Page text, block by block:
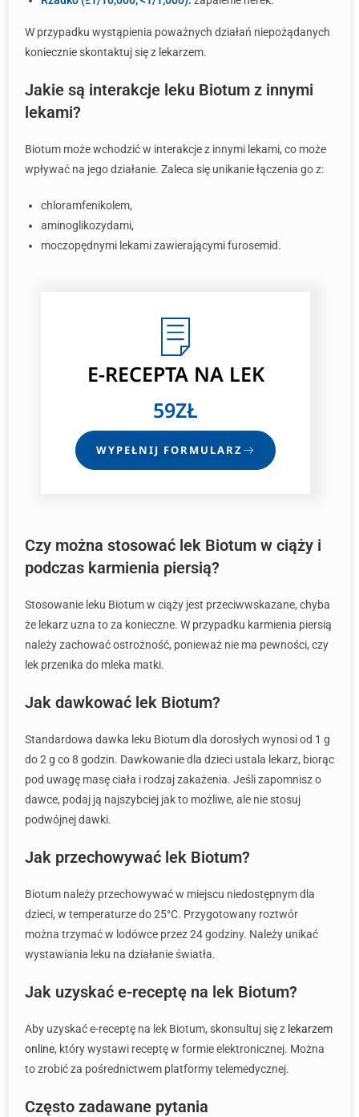
W przypadku wystąpienia poważnych działań niepożądanych
koniecznie skontaktuj się z lekarzem.
Jakie są interakcje leku Biotum z innymi
lekami?
Biotum może wchodzić w interakcje z innymi lekami, co może
wpływać na jego działanie. Zaleca się unikanie łączenia go z:
chloramfenikolem,
aminoglikozydami,
moczopędnymi lekami zawierającymi furosemid.
E-RECEPTA NA LEK
59ZŁ
WYPEŁNIJ FORMULARZ
Czy można stosować lek Biotum w ciąży i
podczas karmienia piersią?
Stosowanie leku Biotum w ciąży jest przeciwwskazane, chyba
że lekarz uzna to za konieczne. W przypadku karmienia piersią
należy zachować ostrożność, ponieważ nie ma pewności, czy
lek przenika do mleka matki.
Jak dawkować lek Biotum?
Standardowa dawka leku Biotum dla dorosłych wynosi od 1 g
do 2 g co 8 godzin. Dawkowanie dla dzieci ustala lekarz, biorąc
pod uwagę masę ciała i rodzaj zakażenia. Jeśli zapomnisz o
dawce, podaj ją najszybciej jak to możliwe, ale nie stosuj
podwójnej dawki.
Jak przechowywać lek Biotum?
Biotum należy przechowywać w miejscu niedostępnym dla
dzieci, w temperaturze do 25°C. Przygotowany roztwór
można trzymać w lodówce przez 24 godziny. Należy unikać
wystawiania leku na działanie światła.
Jak uzyskać e-receptę na lek Biotum?
Aby uzyskać e-receptę na lek Biotum, skonsultuj się z lekarzem
online, który wystawi receptę w formie elektronicznej. Można
to zrobić za pośrednictwem platformy telemedycznej.
Często zadawane pytania